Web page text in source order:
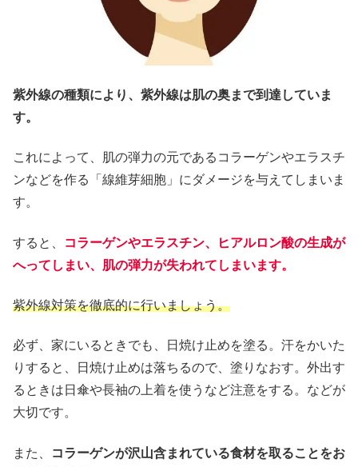
紫外線の種類により、紫外線は肌の奥まで到達していま
す。
これによって、肌の弾力の元であるコラーゲンやエラスチ
ンなどを作る「線維芽細胞」にダメージを与えてしまいま
す。
すると、
コラーゲンやエラスチン、ヒアルロン酸の生成が
へってしまい、肌の弾力が失われてしまいます。
紫外線対策を徹底的に行いましょう。
必ず、家にいるときでも、日焼け止めを塗る。汗をかいた
りすると、日焼け止めは落ちるので、塗りなおす。外出す
るときは日傘や長袖の上着を使うなど注意をする。などが
大切です。
また、
コラーゲンが沢山含まれている食材を取ることをお